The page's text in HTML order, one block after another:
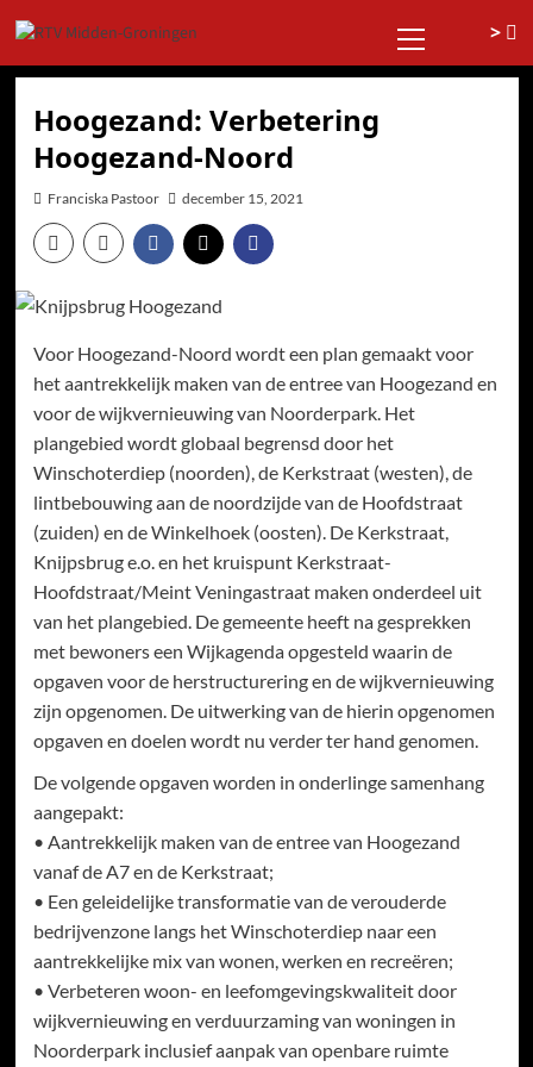
naar
de
menu
>
Hoogezand: Verbetering
Hoogezand-Noord
Franciska Pastoor december 15, 2021
Voor Hoogezand-Noord wordt een plan gemaakt voor
het aantrekkelijk maken van de entree van Hoogezand en
voor de wijkvernieuwing van Noorderpark. Het
plangebied wordt globaal begrensd door het
Winschoterdiep (noorden), de Kerkstraat (westen), de
lintbebouwing aan de noordzijde van de Hoofdstraat
(zuiden) en de Winkelhoek (oosten). De Kerkstraat,
Knijpsbrug e.o. en het kruispunt Kerkstraat-
Hoofdstraat/Meint Veningastraat maken onderdeel uit
van het plangebied. De gemeente heeft na gesprekken
met bewoners een Wijkagenda opgesteld waarin de
opgaven voor de herstructurering en de wijkvernieuwing
zijn opgenomen. De uitwerking van de hierin opgenomen
opgaven en doelen wordt nu verder ter hand genomen.
De volgende opgaven worden in onderlinge samenhang
aangepakt:
• Aantrekkelijk maken van de entree van Hoogezand
vanaf de A7 en de Kerkstraat;
• Een geleidelijke transformatie van de verouderde
bedrijvenzone langs het Winschoterdiep naar een
aantrekkelijke mix van wonen, werken en recreëren;
• Verbeteren woon- en leefomgevingskwaliteit door
wijkvernieuwing en verduurzaming van woningen in
Noorderpark inclusief aanpak van openbare ruimte